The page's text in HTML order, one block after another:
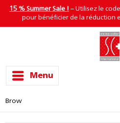
15 % Summer Sale ! – Utilisez le code
pour bénéficier de la réduction
Menu
Brow